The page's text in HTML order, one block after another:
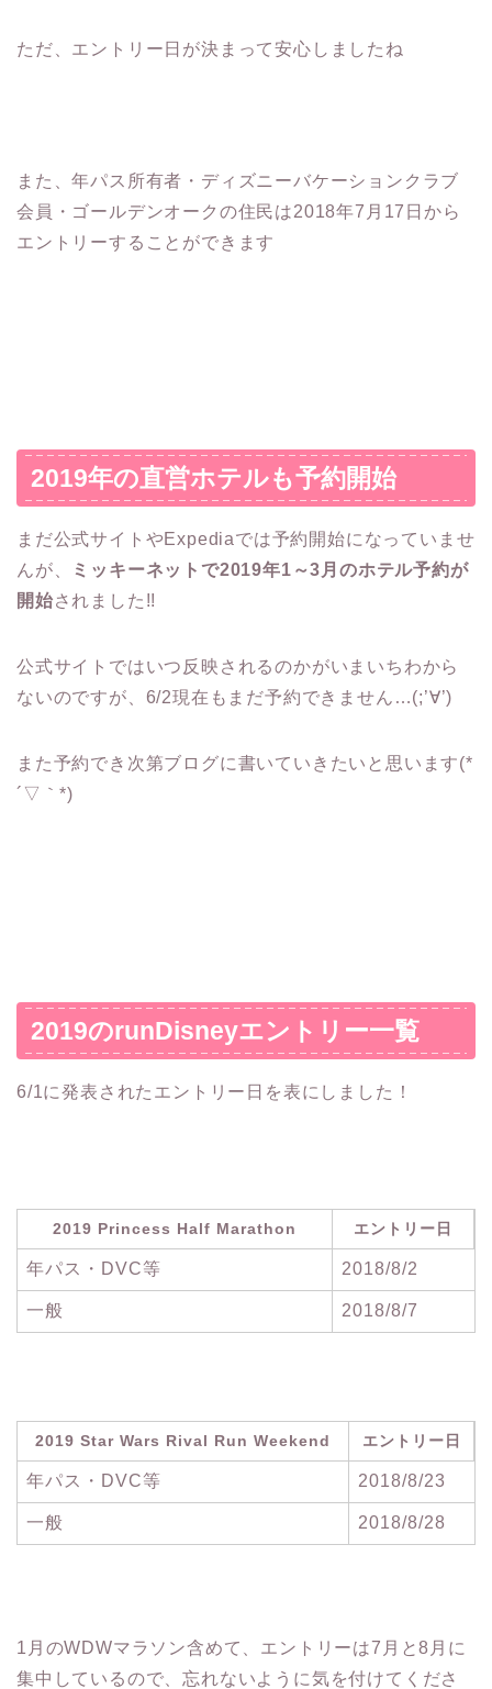
ただ、エントリー日が決まって安心しましたね
また、年パス所有者・ディズニーバケーションクラブ
会員・ゴールデンオークの住民は2018年7月17日から
エントリーすることができます
2019年の直営ホテルも予約開始
まだ公式サイトやExpediaでは予約開始になっていませ
んが、
ミッキーネットで2019年1～3月のホテル予約が
開始されました!!
公式サイトではいつ反映されるのかがいまいちわから
ないのですが、6/2現在もまだ予約できません…(;’∀’)
また予約でき次第ブログに書いていきたいと思います(*
´▽｀*)
2019のrunDisneyエントリー一覧
6/1に発表されたエントリー日を表にしました！
2019 Princess Half Marathon エントリー日
年パス・DVC等 2018/8/2
一般 2018/8/7
2019 Star Wars Rival Run Weekend エントリー日
年パス・DVC等 2018/8/23
一般 2018/8/28
1月のWDWマラソン含めて、エントリーは7月と8月に
集中しているので、忘れないように気を付けてくださ